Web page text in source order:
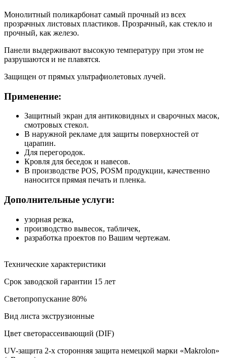
Монолитный поликарбонат самый прочный из всех
прозрачных листовых пластиков. Прозрачный, как стекло и
прочный, как железо.
Панели выдерживают высокую температуру при этом не
разрушаются и не плавятся.
Защищен от прямых ультрафиолетовых лучей.
Применение:
Защитный экран для антиковидных и сварочных масок,
смотровых стекол.
В наружной рекламе для защиты поверхностей от
царапин.
Для перегородок.
Кровля для беседок и навесов.
В производстве POS, POSM продукции, качественно
наносится прямая печать и пленка.
Дополнительные услуги:
узорная резка,
производство вывесок, табличек,
разработка проектов по Вашим чертежам.
Технические характеристики
Срок заводской гарантии 15 лет
Светопропускание 80%
Вид листа экструзионные
Цвет светорассеивающий (DIF)
UV-защита 2-х сторонняя защита немецкой марки «Makrolon»